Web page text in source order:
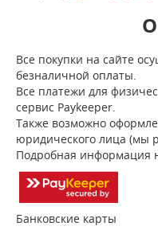
Все покупки на сайте
безналичной оплаты.
Все платежи для
сервис Paykeeper.
Также возможно
юридического лица (мы
Подробная информация
Банковские карты